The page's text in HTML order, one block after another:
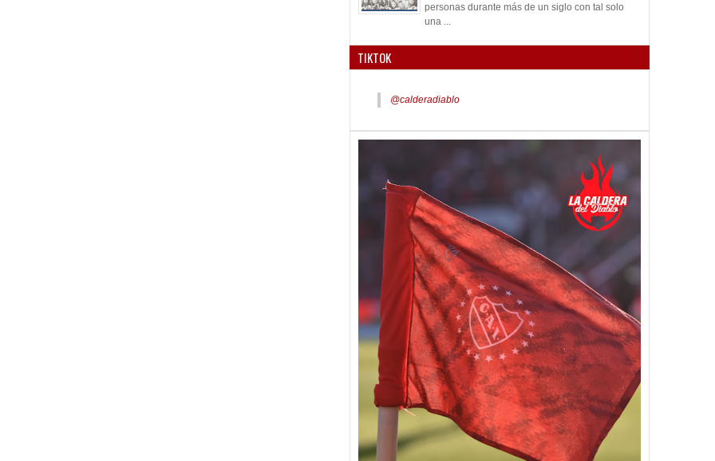
personas durante más de un siglo con tal solo
una ...
TIKTOK
@calderadiablo